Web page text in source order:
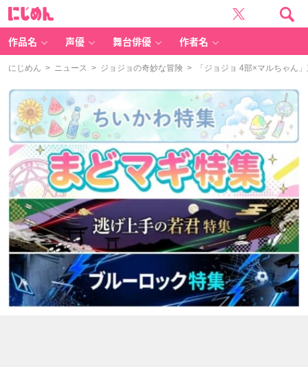
作品名 声優 舞台俳優 作者名
にじめん > ニュース > ジョジョの奇妙な冒険 > 「ジョジョ 4部×マルちゃん